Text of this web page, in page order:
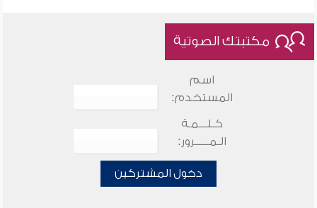
مكتبتك الصوتية
اسم
المستخدم:
كـلـــمـة
الـمـــــرور:
دخول المشتركين